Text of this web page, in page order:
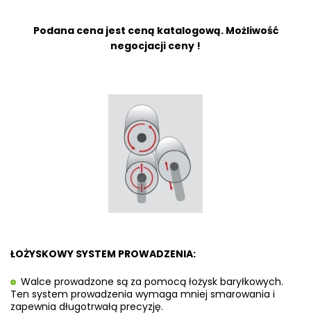
Podana cena jest ceną katalogową. Możliwość
negocjacji ceny !
ŁOŻYSKOWY SYSTEM PROWADZENIA:
Walce prowadzone są za pomocą łożysk baryłkowych.
Ten system prowadzenia wymaga mniej smarowania i
zapewnia długotrwałą precyzję.